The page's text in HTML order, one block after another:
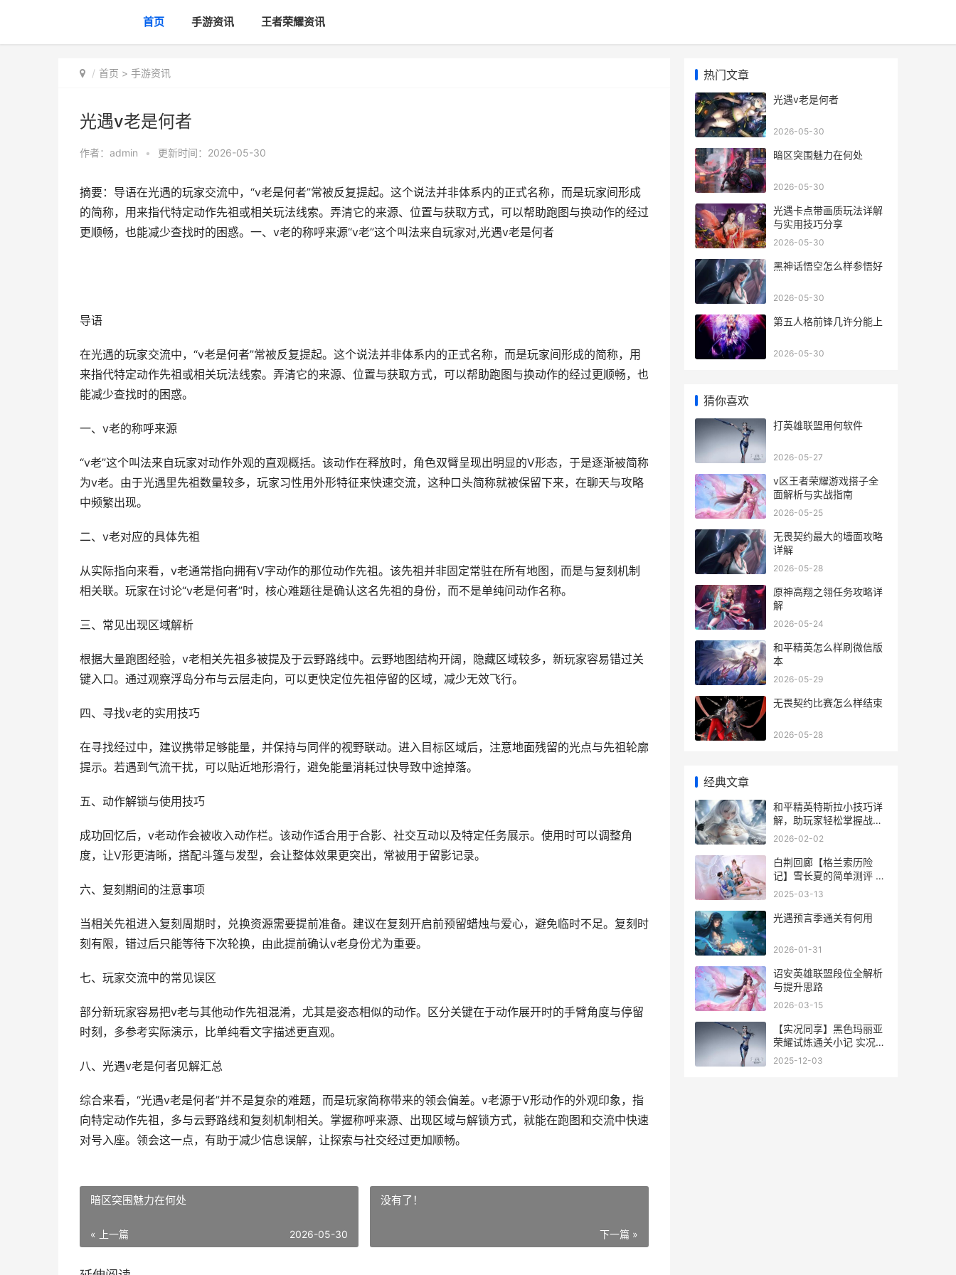
首页 手游资讯 王者荣耀资讯
首页 > 手游资讯
光遇v老是何者
作者： admin • 更新时间：2026-05-30
摘要：导语在光遇的玩家交流中，“v老是何者”常被反复提起。这个说法并非体系内的正式名称，而是玩家间形成
的简称，用来指代特定动作先祖或相关玩法线索。弄清它的来源、位置与获取方式，可以帮助跑图与换动作的经过
更顺畅，也能减少查找时的困惑。一、v老的称呼来源“v老”这个叫法来自玩家对,光遇v老是何者
导语
在光遇的玩家交流中，“v老是何者”常被反复提起。这个说法并非体系内的正式名称，而是玩家间形成的简称，用
来指代特定动作先祖或相关玩法线索。弄清它的来源、位置与获取方式，可以帮助跑图与换动作的经过更顺畅，也
能减少查找时的困惑。
一、v老的称呼来源
“v老”这个叫法来自玩家对动作外观的直观概括。该动作在释放时，角色双臂呈现出明显的V形态，于是逐渐被简称
为v老。由于光遇里先祖数量较多，玩家习性用外形特征来快速交流，这种口头简称就被保留下来，在聊天与攻略
中频繁出现。
二、v老对应的具体先祖
从实际指向来看，v老通常指向拥有V字动作的那位动作先祖。该先祖并非固定常驻在所有地图，而是与复刻机制
相关联。玩家在讨论“v老是何者”时，核心难题往是确认这名先祖的身份，而不是单纯问动作名称。
三、常见出现区域解析
根据大量跑图经验，v老相关先祖多被提及于云野路线中。云野地图结构开阔，隐藏区域较多，新玩家容易错过关
键入口。通过观察浮岛分布与云层走向，可以更快定位先祖停留的区域，减少无效飞行。
四、寻找v老的实用技巧
在寻找经过中，建议携带足够能量，并保持与同伴的视野联动。进入目标区域后，注意地面残留的光点与先祖轮廓
提示。若遇到气流干扰，可以贴近地形滑行，避免能量消耗过快导致中途掉落。
五、动作解锁与使用技巧
成功回忆后，v老动作会被收入动作栏。该动作适合用于合影、社交互动以及特定任务展示。使用时可以调整角
度，让V形更清晰，搭配斗篷与发型，会让整体效果更突出，常被用于留影记录。
六、复刻期间的注意事项
当相关先祖进入复刻周期时，兑换资源需要提前准备。建议在复刻开启前预留蜡烛与爱心，避免临时不足。复刻时
刻有限，错过后只能等待下次轮换，由此提前确认v老身份尤为重要。
七、玩家交流中的常见误区
部分新玩家容易把v老与其他动作先祖混淆，尤其是姿态相似的动作。区分关键在于动作展开时的手臂角度与停留
时刻，多参考实际演示，比单纯看文字描述更直观。
八、光遇v老是何者见解汇总
综合来看，“光遇v老是何者”并不是复杂的难题，而是玩家简称带来的领会偏差。v老源于V形动作的外观印象，指
向特定动作先祖，多与云野路线和复刻机制相关。掌握称呼来源、出现区域与解锁方式，就能在跑图和交流中快速
对号入座。领会这一点，有助于减少信息误解，让探索与社交经过更加顺畅。
暗区突围魅力在何处
« 上一篇 2026-05-30
没有了！
下一篇 »
热门文章
光遇v老是何者
2026-05-30
暗区突围魅力在何处
2026-05-30
光遇卡点带画质玩法详解
与实用技巧分享
2026-05-30
黑神话悟空怎么样参悟好
2026-05-30
第五人格前锋几许分能上
2026-05-30
猜你喜欢
打英雄联盟用何软件
2026-05-27
v区王者荣耀游戏搭子全
面解析与实战指南
2026-05-25
无畏契约最大的墙面攻略
详解
2026-05-28
原神高翔之翎任务攻略详
解
2026-05-24
和平精英怎么样刷微信版
本
2026-05-29
无畏契约比赛怎么样结束
2026-05-28
经典文章
和平精英特斯拉小技巧详
解，助玩家轻松掌握战场
主动权
2026-02-02
白荆回廊【格兰索历险
记】雪长夏的简单测评 白
荆回廊微博
2025-03-13
光遇预言季通关有何用
2026-01-31
诏安英雄联盟段位全解析
与提升思路
2026-03-15
【实况同享】黑色玛丽亚
荣耀试炼通关小记 实况升
黑2022
2025-12-03